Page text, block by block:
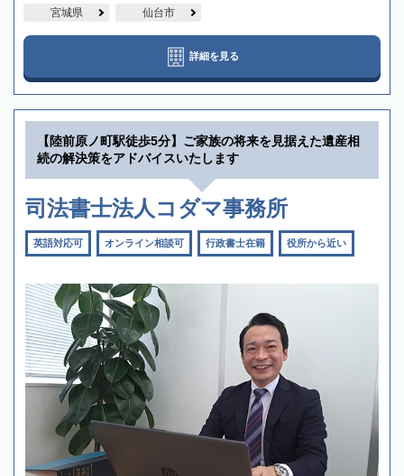
宮城県 仙台市
詳細を見る
【陸前原ノ町駅徒歩5分】ご家族の将来を見据えた遺産相
続の解決策をアドバイスいたします
司法書士法人コダマ事務所
英語対応可 オンライン相談可 行政書士在籍 役所から近い